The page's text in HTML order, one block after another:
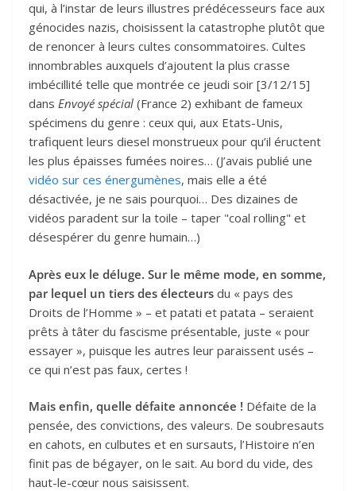
qui, à l’instar de leurs illustres prédécesseurs face aux
génocides nazis, choisissent la catastrophe plutôt que
de renoncer à leurs cultes consommatoires. Cultes
innombrables auxquels d’ajoutent la plus crasse
imbécillité telle que montrée ce jeudi soir [3/12/15]
dans Envoyé spécial (France 2) exhibant de fameux
spécimens du genre : ceux qui, aux Etats-Unis,
trafiquent leurs diesel monstrueux pour qu’il éructent
les plus épaisses fumées noires… (J’avais publié une
vidéo sur ces énergumènes, mais elle a été
désactivée, je ne sais pourquoi… Des dizaines de
vidéos paradent sur la toile – taper "coal rolling" et
désespérer du genre humain…)
Après eux le déluge. Sur le même mode, en somme,
par lequel un tiers des électeurs du « pays des
Droits de l’Homme » – et patati et patata – seraient
prêts à tâter du fascisme présentable, juste « pour
essayer », puisque les autres leur paraissent usés –
ce qui n’est pas faux, certes !
Mais enfin, quelle défaite annoncée ! Défaite de la
pensée, des convictions, des valeurs. De soubresauts
en cahots, en culbutes et en sursauts, l’Histoire n’en
finit pas de bégayer, on le sait. Au bord du vide, des
haut-le-cœur nous saisissent.